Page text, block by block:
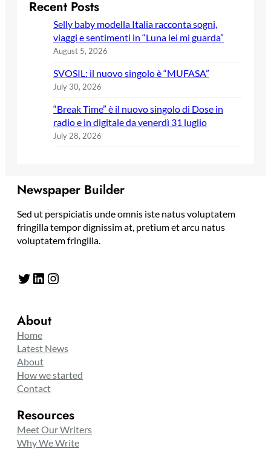
Recent Posts
Selly baby modella Italia racconta sogni,
viaggi e sentimenti in “Luna lei mi guarda”
August 5, 2026
SVOSIL: il nuovo singolo è “MUFASA”
July 30, 2026
“Break Time” è il nuovo singolo di Dose in
radio e in digitale da venerdì 31 luglio
July 28, 2026
Newspaper Builder
Sed ut perspiciatis unde omnis iste natus voluptatem
fringilla tempor dignissim at, pretium et arcu natus
voluptatem fringilla.
Twitter LinkedIn Instagram
About
Home
Latest News
About
How we started
Contact
Resources
Meet Our Writers
Why We Write